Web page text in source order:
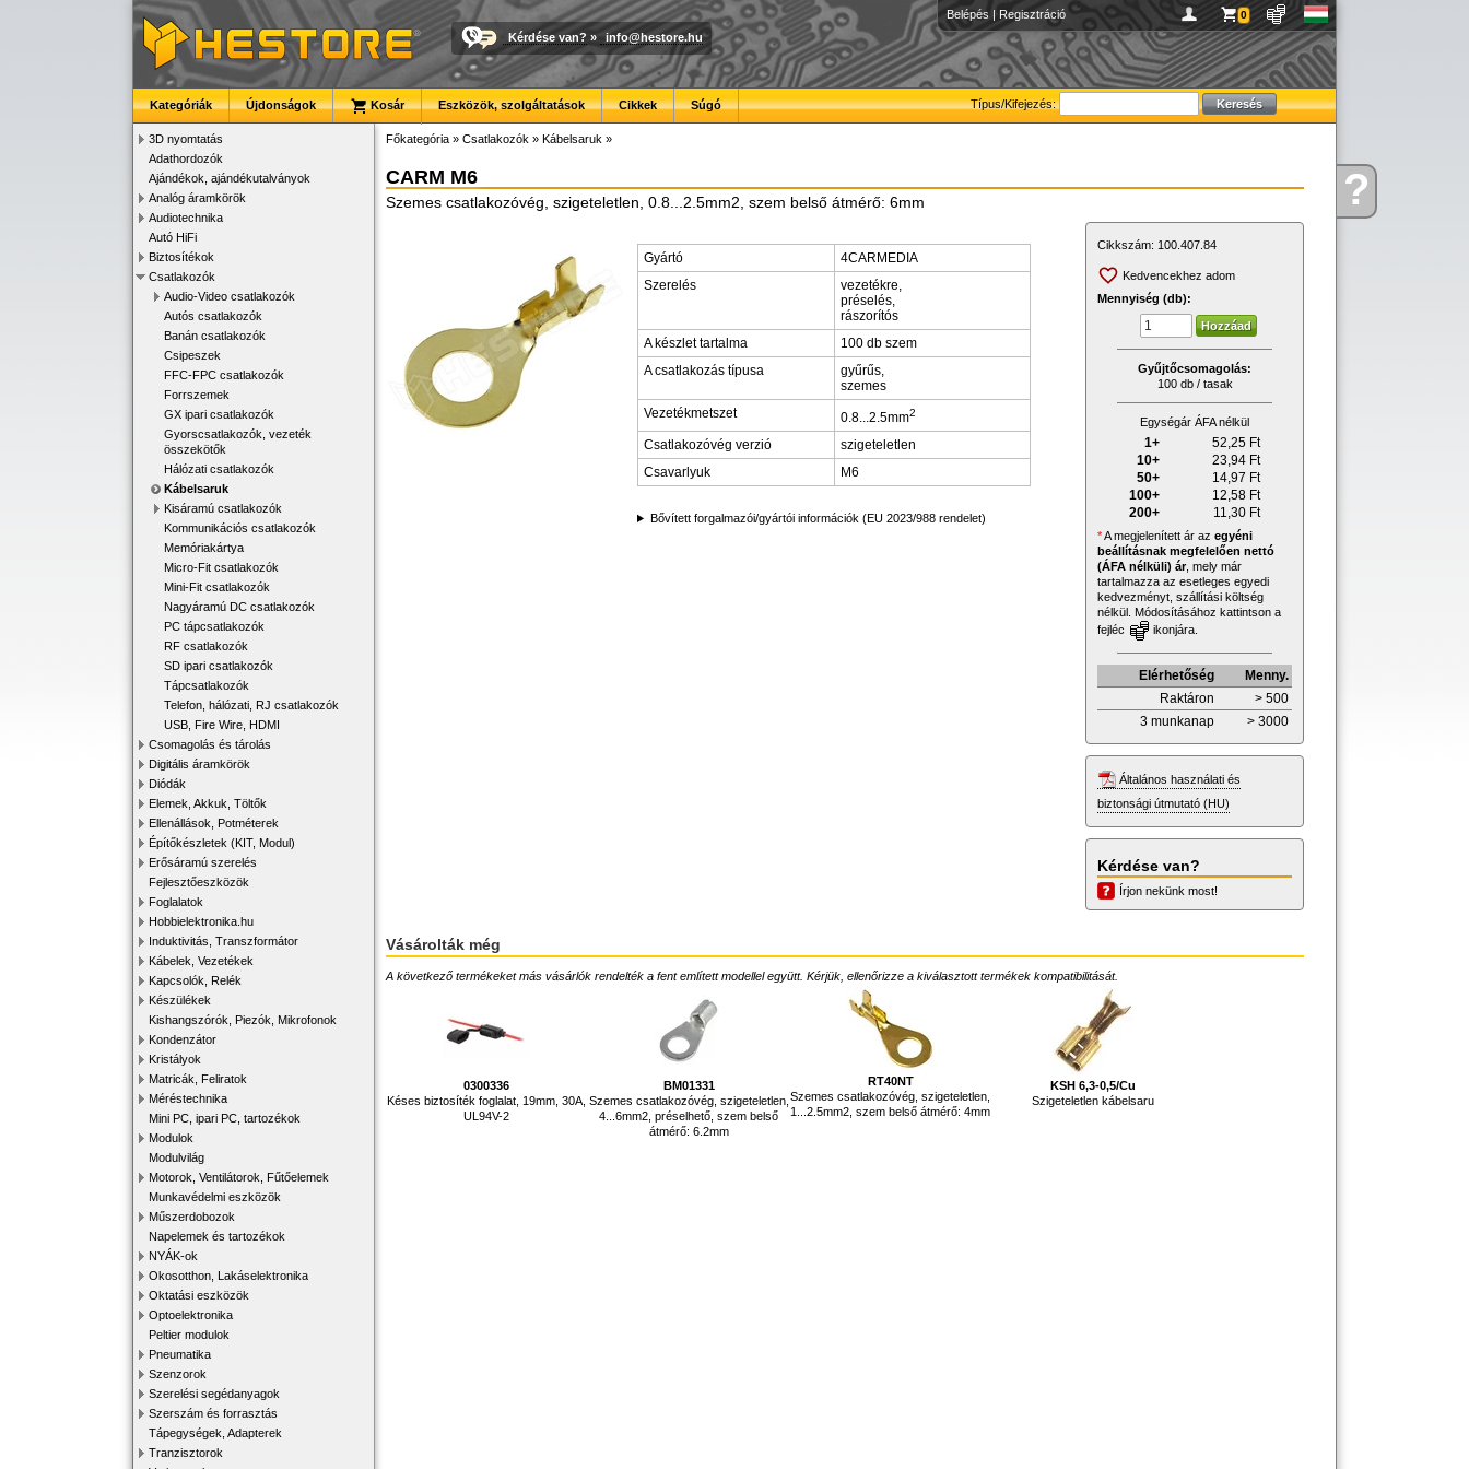
Kérdése?
Belépés | Regisztráció 0
Kérdése van? » info@hestore.hu
Típus/Kifejezés:
Kategóriák Újdonságok Kosár Eszközök, szolgáltatások Cikkek Súgó
3D nyomtatás
Adathordozók
Ajándékok, ajándékutalványok
Analóg áramkörök
Audiotechnika
Autó HiFi
Biztosítékok
Csatlakozók
Audio-Video csatlakozók
Autós csatlakozók
Banán csatlakozók
Csipeszek
FFC-FPC csatlakozók
Forrszemek
GX ipari csatlakozók
Gyorscsatlakozók, vezeték
összekötők
Hálózati csatlakozók
Kábelsaruk
Kisáramú csatlakozók
Kommunikációs csatlakozók
Memóriakártya
Micro-Fit csatlakozók
Mini-Fit csatlakozók
Nagyáramú DC csatlakozók
PC tápcsatlakozók
RF csatlakozók
SD ipari csatlakozók
Tápcsatlakozók
Telefon, hálózati, RJ csatlakozók
USB, Fire Wire, HDMI
Csomagolás és tárolás
Digitális áramkörök
Diódák
Elemek, Akkuk, Töltők
Ellenállások, Potméterek
Építőkészletek (KIT, Modul)
Erősáramú szerelés
Fejlesztőeszközök
Foglalatok
Hobbielektronika.hu
Induktivitás, Transzformátor
Kábelek, Vezetékek
Kapcsolók, Relék
Készülékek
Kishangszórók, Piezók, Mikrofonok
Kondenzátor
Kristályok
Matricák, Feliratok
Méréstechnika
Mini PC, ipari PC, tartozékok
Modulok
Modulvilág
Motorok, Ventilátorok, Fűtőelemek
Munkavédelmi eszközök
Műszerdobozok
Napelemek és tartozékok
NYÁK-ok
Okosotthon, Lakáselektronika
Oktatási eszközök
Optoelektronika
Peltier modulok
Pneumatika
Szenzorok
Szerelési segédanyagok
Szerszám és forrasztás
Tápegységek, Adapterek
Tranzisztorok
Főkategória » Csatlakozók » Kábelsaruk »
CARM M6
Szemes csatlakozóvég, szigeteletlen, 0.8...2.5mm2, szem belső átmérő: 6mm
Gyártó
4CARMEDIA
Szerelés
vezetékre,
préselés,
rászorítós
A készlet tartalma
100 db szem
A csatlakozás típusa
gyűrűs,
szemes
Vezetékmetszet
0.8...2.5mm2
Csatlakozóvég verzió
szigeteletlen
Csavarlyuk
M6
Bővített forgalmazói/gyártói információk (EU 2023/988 rendelet)
Cikkszám: 100.407.84
Kedvencekhez adom
Mennyiség (db):
Gyűjtőcsomagolás:
100 db / tasak
Egységár ÁFA nélkül
1+ 52,25 Ft
10+
23,94 Ft
50+
14,97 Ft
100+
12,58 Ft
200+
11,30 Ft
*A megjelenített ár az egyéni
beállításnak megfelelően nettó
(ÁFA nélküli) ár, mely már
tartalmazza az esetleges egyedi
kedvezményt, szállítási költség
nélkül. Módosításához kattintson a
fejléc
ikonjára.
Elérhetőség
Menny.
Raktáron
> 500
3 munkanap
> 3000
Általános használati és
biztonsági útmutató (HU)
Kérdése van?
Írjon nekünk most!
Vásárolták még
A következő termékeket más vásárlók rendelték a fent említett modellel együtt. Kérjük, ellenőrizze a kiválasztott termékek kompatibilitását.
0300336
Késes biztosíték foglalat, 19mm, 30A,
UL94V-2
BM01331
Szemes csatlakozóvég, szigeteletlen,
4...6mm2, préselhető, szem belső
átmérő: 6.2mm
RT40NT
Szemes csatlakozóvég, szigeteletlen,
1...2.5mm2, szem belső átmérő: 4mm
KSH 6,3-0,5/Cu
Szigeteletlen kábelsaru